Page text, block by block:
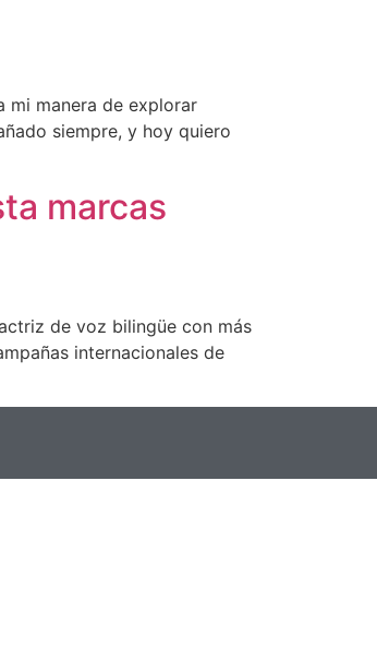
mi manera de explorar
siempre, y hoy quiero
marcas
de voz bilingüe con más
internacionales de